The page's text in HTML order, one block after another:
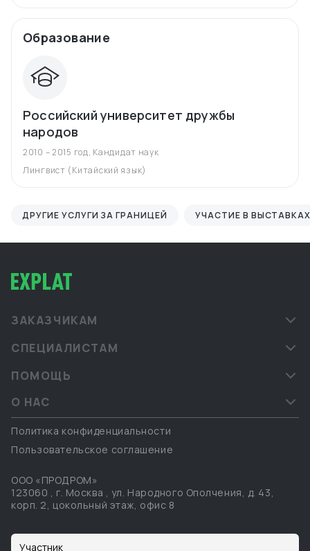
Образование
Российский университет дружбы
народов
2010 – 2015 год, Кандидат наук
Лингвист (Китайский язык)
ДРУГИЕ УСЛУГИ ЗА ГРАНИЦЕЙ УЧАСТИЕ В
ЗАКАЗЧИКАМ
СПЕЦИАЛИСТАМ
ПОМОЩЬ
О НАС
Политика конфиденциальности
Пользовательское соглашение
ООО «ПРОДРОМ»
123060 , г. Москва , ул. Народного Ополчения, д. 43,
корп. 2, цокольный этаж, офис 8
Участник